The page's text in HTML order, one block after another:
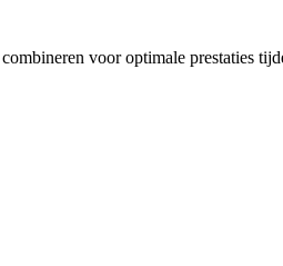
voor optimale prestaties